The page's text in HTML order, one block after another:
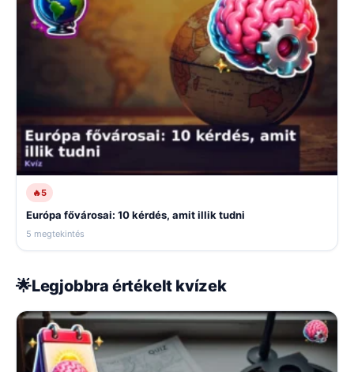
🔥5
Európa fővárosai: 10 kérdés, amit illik tudni
5 megtekintés
🌟Legjobbra értékelt kvízek